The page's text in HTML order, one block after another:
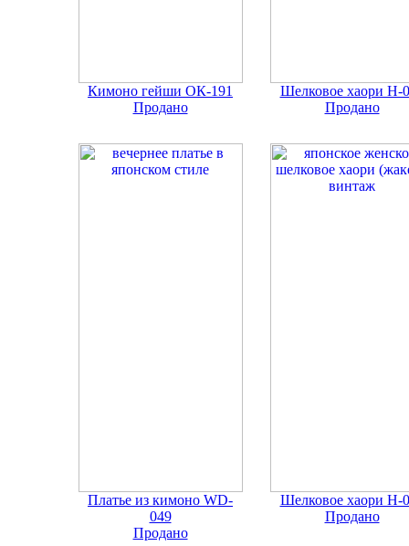
Кимоно гейши ОК-191
Продано
Шелковое хаори Н-
Продано
Платье из кимоно WD-
049
Продано
Шелковое хаори Н-
Продано